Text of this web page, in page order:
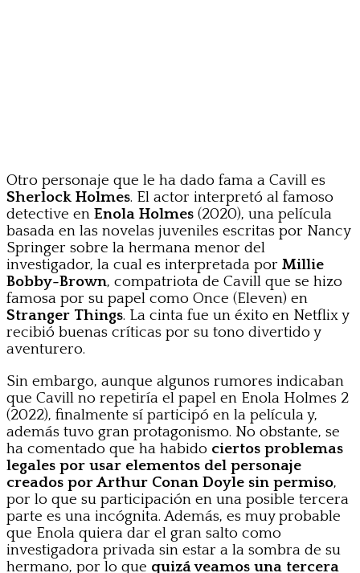
Otro personaje que le ha dado fama a Cavill es
Sherlock Holmes. El actor interpretó al famoso
detective en Enola Holmes (2020), una película
basada en las novelas juveniles escritas por Nancy
Springer sobre la hermana menor del
investigador, la cual es interpretada por Millie
Bobby-Brown, compatriota de Cavill que se hizo
famosa por su papel como Once (Eleven) en
Stranger Things. La cinta fue un éxito en Netflix y
recibió buenas críticas por su tono divertido y
aventurero.
Sin embargo, aunque algunos rumores indicaban
que Cavill no repetiría el papel en Enola Holmes 2
(2022), finalmente sí participó en la película y,
además tuvo gran protagonismo. No obstante, se
ha comentado que ha habido ciertos problemas
legales por usar elementos del personaje
creados por Arthur Conan Doyle sin permiso,
por lo que su participación en una posible tercera
parte es una incógnita. Además, es muy probable
que Enola quiera dar el gran salto como
investigadora privada sin estar a la sombra de su
hermano, por lo que quizá veamos una tercera